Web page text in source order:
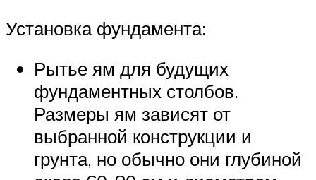
Установка фундамента:
Рытье ям для будущих
фундаментных столбов.
Размеры ям зависят от
выбранной конструкции и
грунта, но обычно они глубиной